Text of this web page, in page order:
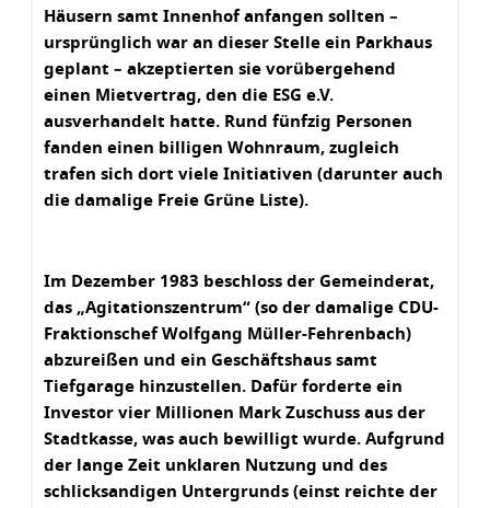
Häusern samt Innenhof anfangen sollten –
ursprünglich war an dieser Stelle ein Parkhaus
geplant – akzeptierten sie vorübergehend
einen Mietvertrag, den die ESG e.V.
ausverhandelt hatte. Rund fünfzig Personen
fanden einen billigen Wohnraum, zugleich
trafen sich dort viele Initiativen (darunter auch
die damalige Freie Grüne Liste).
Im Dezember 1983 beschloss der Gemeinderat,
das „Agitationszentrum“ (so der damalige CDU-
Fraktionschef Wolfgang Müller-Fehrenbach)
abzureißen und ein Geschäftshaus samt
Tiefgarage hinzustellen. Dafür forderte ein
Investor vier Millionen Mark Zuschuss aus der
Stadtkasse, was auch bewilligt wurde. Aufgrund
der lange Zeit unklaren Nutzung und des
schlicksandigen Untergrunds (einst reichte der